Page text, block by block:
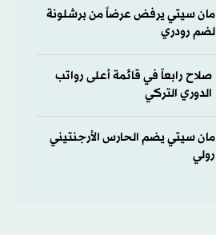
مان سيتي يرفض عرضاً من برشلونة
لضم رودري
صلاح رابعاً في قائمة أعلى رواتب
الدوري التركي
مان سيتي يضم الحارس الأرجنتيني
رولي